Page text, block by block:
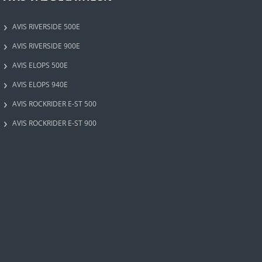
AVIS RIVERSIDE 500E
AVIS RIVERSIDE 900E
AVIS ELOPS 500E
AVIS ELOPS 940E
AVIS ROCKRIDER E-ST 500
AVIS ROCKRIDER E-ST 900